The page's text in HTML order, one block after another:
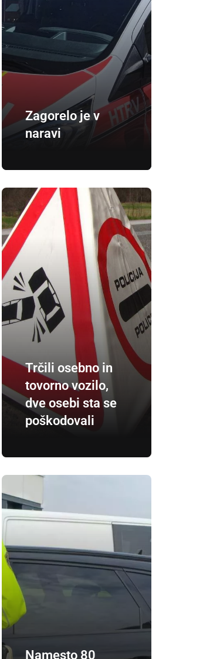
Zagorelo je v
naravi
Trčili osebno in
tovorno vozilo,
dve osebi sta se
poškodovali
Namesto 80